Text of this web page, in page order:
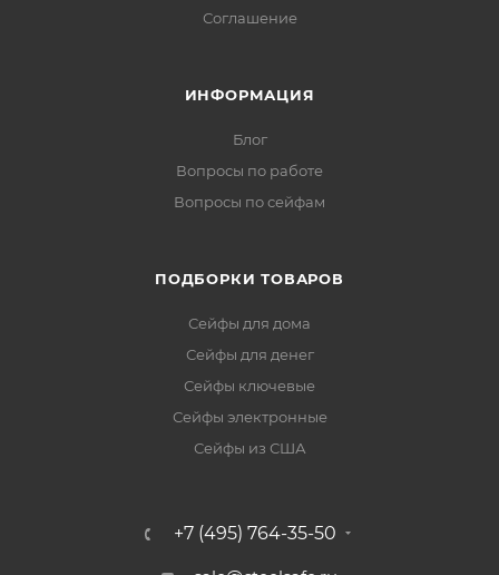
Соглашение
ИНФОРМАЦИЯ
Блог
Вопросы по работе
Вопросы по сейфам
ПОДБОРКИ ТОВАРОВ
Сейфы для дома
Сейфы для денег
Сейфы ключевые
Сейфы электронные
Сейфы из США
+7 (495) 764-35-50